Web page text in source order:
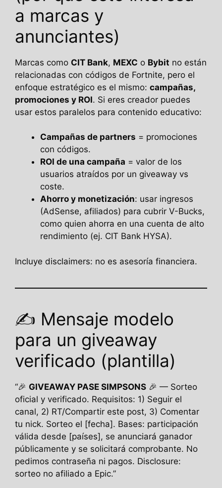
a marcas y
anunciantes)
Marcas como CIT Bank, MEXC o Bybit no están
relacionadas con códigos de Fortnite, pero el
enfoque estratégico es el mismo: campañas,
promociones y ROI. Si eres creador puedes
usar estos paralelos para contenido educativo:
Campañas de partners = promociones
con códigos.
ROI de una campaña = valor de los
usuarios atraídos por un giveaway vs
coste.
Ahorro y monetización: usar ingresos
(AdSense, afiliados) para cubrir V-Bucks,
como quien ahorra en una cuenta de alto
rendimiento (ej. CIT Bank HYSA).
Incluye disclaimers: no es asesoría financiera.
✍️ Mensaje modelo
para un giveaway
verificado (plantilla)
“🎉 GIVEAWAY PASE SIMPSONS 🎉 — Sorteo
oficial y verificado. Requisitos: 1) Seguir el
canal, 2) RT/Compartir este post, 3) Comentar
tu nick. Sorteo el [fecha]. Bases: participación
válida desde [países], se anunciará ganador
públicamente y se solicitará comprobante. No
pedimos contraseña ni pagos. Disclosure:
sorteo no afiliado a Epic.”